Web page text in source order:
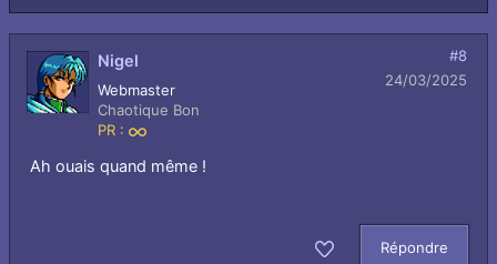
Nigel
Webmaster
Chaotique Bon
PR :
#8
24/03/2025
Ah ouais quand même !
Répondre